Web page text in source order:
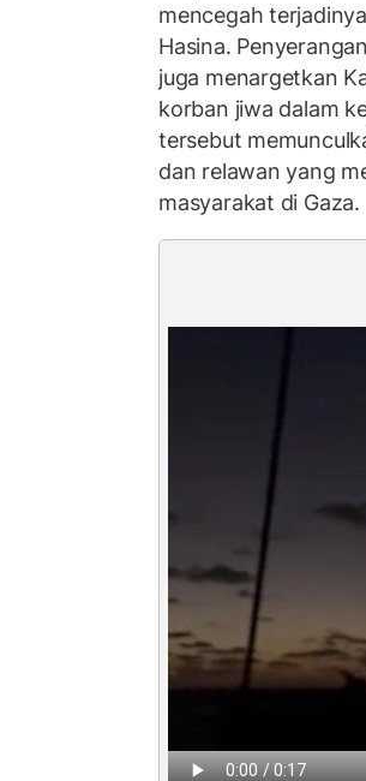
mencegah
Hasina.
juga menargetkan
korban jiwa dalam
tersebut
dan relawan yang
masyarakat di Gaza.